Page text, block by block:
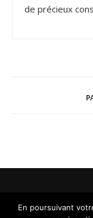
de précieux
En poursuivant